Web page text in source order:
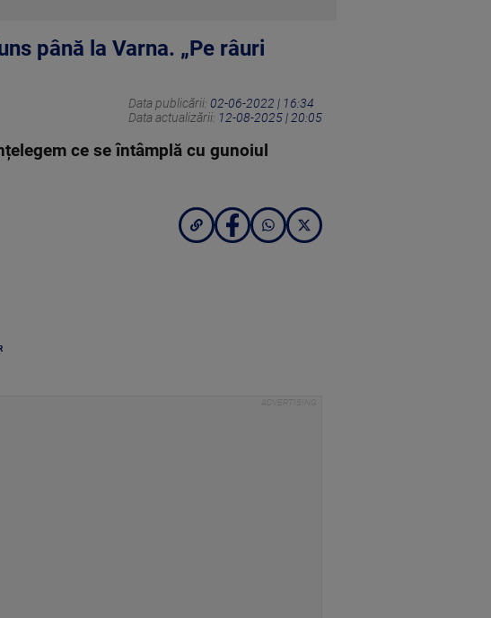
până la Varna. „Pe râuri
Data publicării: 02-06-2022 | 16:34
Data actualizării: 12-08-2025 | 20:05
ce se întâmplă cu gunoiul